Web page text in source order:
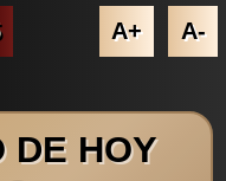
A+ A-
DE HOY